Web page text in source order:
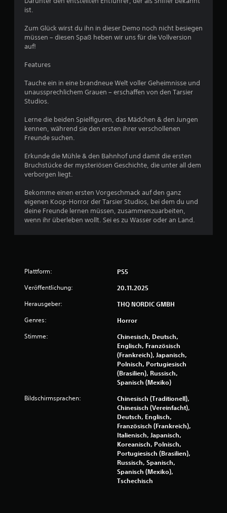
n
n
ist.
Zum Glück wirst du ihn in dieser Demo noch nicht besiegen
müssen – diesen Spaß heben wir uns für die Vollversion
auf!
Features
Tauche ein in eine brandneue Welt voller Geheimnisse und
unaussprechlichem Grauen – erschaffen von den Tarsier
Studios.
Lerne die beiden Spielfiguren, das Mädchen & den Jungen
kennen, während sie den ersten ihrer verschollenen
Freunde suchen.
Erkunde die Mühle & den Bahnhof und damit die ersten
Bruchstücke der mysteriösen Geschichte, die unter all dem
verborgen liegt.
Bekomme einen ersten Vorgeschmack auf den ganz
eigenen Koop-Horror der Tarsier Studios, bei dem du und
deine Freunde lernen müssen, zusammenzuarbeiten,
wenn ihr überleben wollt. Sei es zu Wasser oder an Land.
Plattform: PS5
Veröffentlichung: 20.11.2025
Herausgeber: THQ NORDIC GMBH
Genres: Horror
Stimme:
Chinesisch, Deutsch,
Englisch, Französisch
(Frankreich), Japanisch,
Polnisch, Portugiesisch
(Brasilien), Russisch,
Spanisch (Mexiko)
Bildschirmsprachen:
Chinesisch (Traditionell),
Chinesisch (Vereinfacht),
Deutsch, Englisch,
Französisch (Frankreich),
Italienisch, Japanisch,
Koreanisch, Polnisch,
Portugiesisch (Brasilien),
Russisch, Spanisch,
Spanisch (Mexiko),
Tschechisch